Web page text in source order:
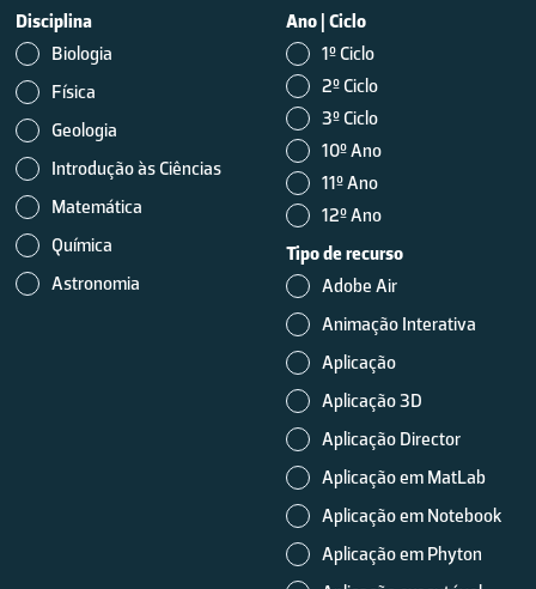
Disciplina
Biologia
Física
Geologia
Introdução às Ciências
Matemática
Química
Astronomia
Ano | Ciclo
1º Ciclo
2º Ciclo
3º Ciclo
10º Ano
11º Ano
12º Ano
Tipo de recurso
Adobe Air
Animação Interativa
Aplicação
Aplicação 3D
Aplicação Director
Aplicação em MatLab
Aplicação em Notebook
Aplicação em Phyton